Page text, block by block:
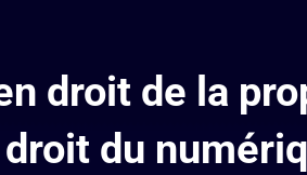
droit de la
du